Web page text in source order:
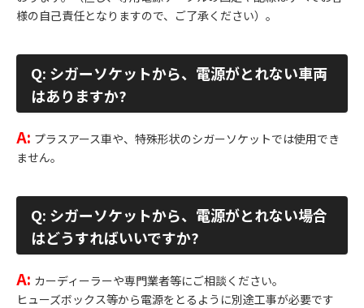
様の自己責任となりますので、ご了承ください）。
Q: シガーソケットから、電源がとれない車両
はありますか?
A: プラスアース車や、特殊形状のシガーソケットでは使用でき
ません。
Q: シガーソケットから、電源がとれない場合
はどうすればいいですか?
A: カーディーラーや専門業者等にご相談ください。
ヒューズボックス等から電源をとるように別途工事が必要です